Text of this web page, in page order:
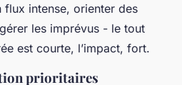
flux intense, orienter des
les imprévus - le tout
est courte, l’impact, fort.
prioritaires